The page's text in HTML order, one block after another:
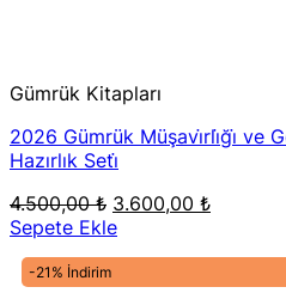
Gümrük Kitapları
2026 Gümrük Müşavi̇rli̇ği̇ ve
Hazırlık Seti̇
4.500,00₺ Orijinal
fiyat:
3.600,00 ₺Şu
Sepete Ekle
-21% İndirim